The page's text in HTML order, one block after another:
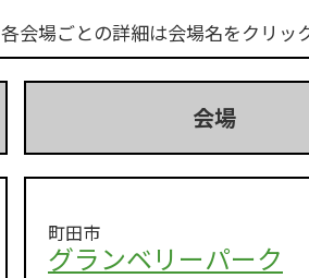
各会場ごとの詳細は会場名をクリッ
会場
町田市
グランベリーパーク